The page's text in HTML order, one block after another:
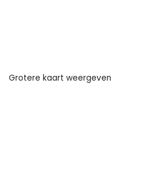
Grotere kaart weergeven